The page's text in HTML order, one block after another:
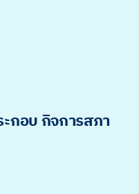
กอบ กิจการสภา